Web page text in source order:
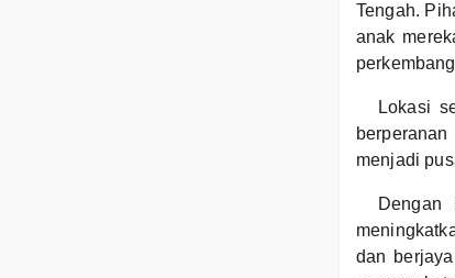
Tengah.
anak
Lokasi
menjadi
dan